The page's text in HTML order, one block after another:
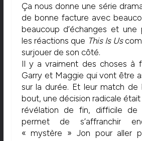
Ça nous donne une série
de bonne facture avec
beaucoup d’échanges et une
les réactions que This Is Us
surjouer de son côté.
Il y a vraiment des choses à
Garry et Maggie qui vont être
sur la durée. Et leur match de
bout, une décision radicale était
révélation de fin, difficile de
permet de s’affranchir
« mystère » Jon pour aller